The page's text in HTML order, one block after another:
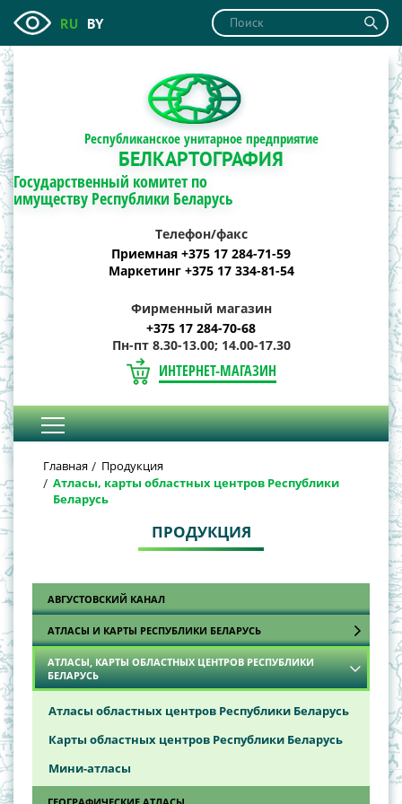
RU BY
Республиканское унитарное предприятие
БЕЛКАРТОГРАФИЯ
Государственный комитет по
имуществу Республики Беларусь
Телефон/факс
Приемная +375 17 284-71-59
Маркетинг +375 17 334-81-54
Фирменный магазин
+375 17 284-70-68
Пн-пт 8.30-13.00; 14.00-17.30
ИНТЕРНЕТ-МАГАЗИН
Главная
Продукция
Атласы, карты областных центров Республики
Беларусь
ПРОДУКЦИЯ
АВГУСТОВСКИЙ КАНАЛ
АТЛАСЫ И КАРТЫ РЕСПУБЛИКИ БЕЛАРУСЬ
Автодорожные атласы
Автодорожные карты
Обзорно-топографические карты
Общегеографические атласы
АТЛАСЫ, КАРТЫ ОБЛАСТНЫХ ЦЕНТРОВ РЕСПУБЛИКИ
БЕЛАРУСЬ
Атласы областных центров Республики Беларусь
Карты областных центров Республики Беларусь
Мини-атласы